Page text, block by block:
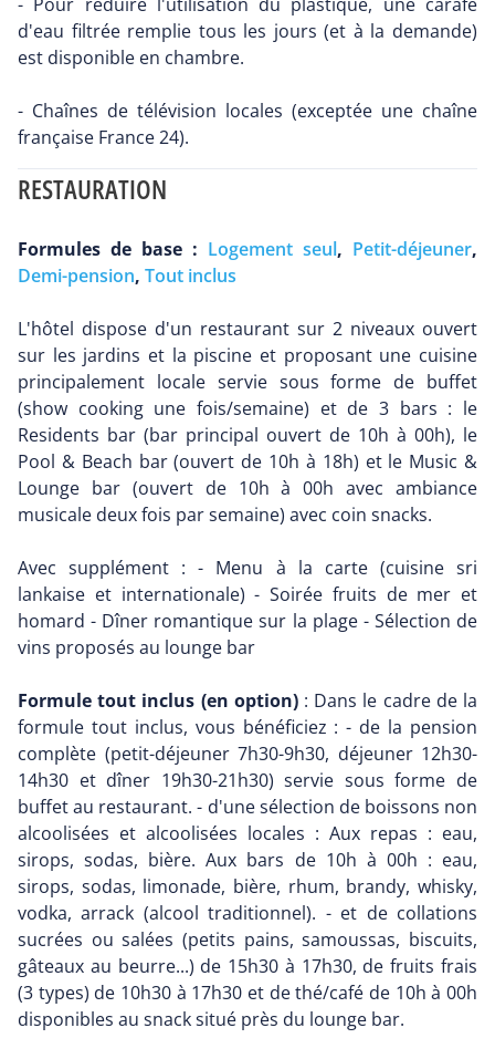
d'eau filtrée remplie tous les jours (et à la demande)
est disponible en chambre.
- Chaînes de télévision locales (exceptée une chaîne
française France 24).
RESTAURATION
Formules de base : Logement seul, Petit-déjeuner,
Demi-pension, Tout inclus
L'hôtel dispose d'un restaurant sur 2 niveaux ouvert
sur les jardins et la piscine et proposant une cuisine
principalement locale servie sous forme de buffet
(show cooking une fois/semaine) et de 3 bars : le
Residents bar (bar principal ouvert de 10h à 00h), le
Pool & Beach bar (ouvert de 10h à 18h) et le Music &
Lounge bar (ouvert de 10h à 00h avec ambiance
musicale deux fois par semaine) avec coin snacks.
Avec supplément : - Menu à la carte (cuisine sri
lankaise et internationale) - Soirée fruits de mer et
homard - Dîner romantique sur la plage - Sélection de
vins proposés au lounge bar
Formule tout inclus (en option) : Dans le cadre de la
formule tout inclus, vous bénéficiez : - de la pension
complète (petit-déjeuner 7h30-9h30, déjeuner 12h30-
14h30 et dîner 19h30-21h30) servie sous forme de
buffet au restaurant. - d'une sélection de boissons non
alcoolisées et alcoolisées locales : Aux repas : eau,
sirops, sodas, bière. Aux bars de 10h à 00h : eau,
sirops, sodas, limonade, bière, rhum, brandy, whisky,
vodka, arrack (alcool traditionnel). - et de collations
sucrées ou salées (petits pains, samoussas, biscuits,
gâteaux au beurre...) de 15h30 à 17h30, de fruits frais
(3 types) de 10h30 à 17h30 et de thé/café de 10h à 00h
disponibles au snack situé près du lounge bar.